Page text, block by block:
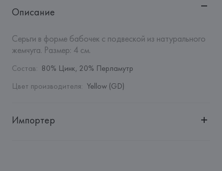
Описание
Серьги в форме бабочек с подвеской из натурального
жемчуга. Размер: 4 см.
Состав: 80% Цинк, 20% Перламутр
Цвет производителя: Yellow (GD)
Импортер